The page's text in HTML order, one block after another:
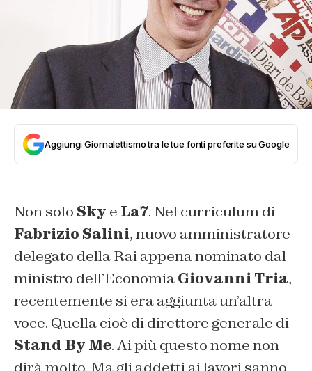
Aggiungi Giornalettismo tra le tue fonti preferite su Google
Non solo Sky e La7. Nel curriculum di
Fabrizio Salini, nuovo amministratore
delegato della Rai appena nominato dal
ministro dell’EconomiaGiovanni Tria,
recentemente si era aggiunta un’altra
voce. Quella cioè di direttore generale di
Stand By Me. Ai più questo nome non